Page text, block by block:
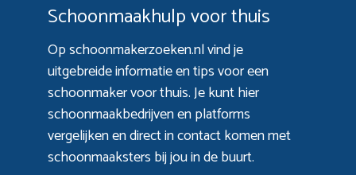
Schoonmaakhulp voor thuis
Op schoonmakerzoeken.nl vind je
uitgebreide informatie en tips voor een
schoonmaker voor thuis. Je kunt hier
schoonmaakbedrijven en platforms
vergelijken en direct in contact komen met
schoonmaaksters bij jou in de buurt.